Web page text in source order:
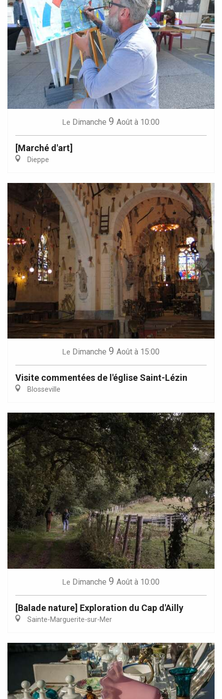
Le Dimanche 9 Août à 10:00
[Marché d'art]
Dieppe
Le Dimanche 9 Août à 15:00
Visite commentées de l'église Saint-Lézin
Blosseville
Le Dimanche 9 Août à 10:00
[Balade nature] Exploration du Cap d'Ailly
Sainte-Marguerite-sur-Mer